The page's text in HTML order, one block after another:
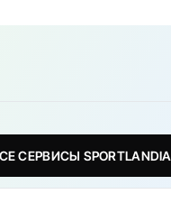
СЕРВИСЫ SPORTLANDIA